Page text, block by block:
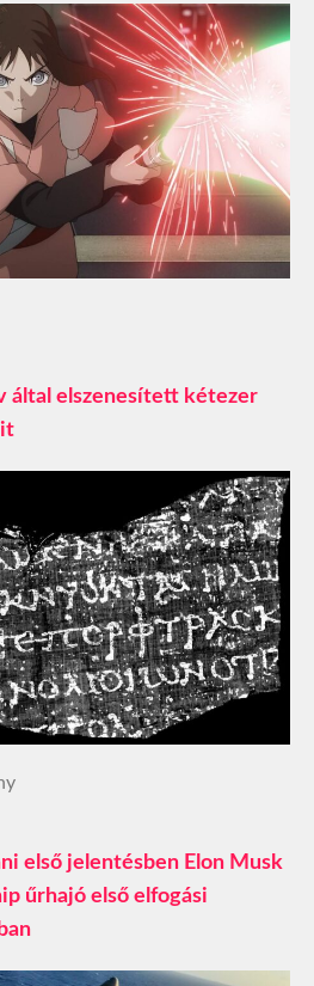
által elszenesített kétezer
első jelentésben Elon Musk
űrhajó első elfogási